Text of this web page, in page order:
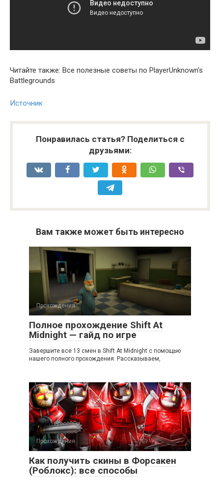
Читайте также: Все полезные советы по PlayerUnknown's
Battlegrounds
Источник
Понравилась статья? Поделиться с
друзьями:
Вам также может быть интересно
Прохождения
Полное прохождение Shift At
Midnight — гайд по игре
Завершите все 13 смен в Shift At Midnight с помощью
нашего полного прохождения. Рассказываем,
Прохождения
Как получить скины в Форсакен
(Роблокс): все способы